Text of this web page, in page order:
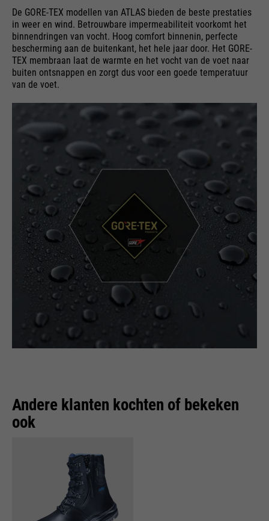
De GORE-TEX modellen van ATLAS bieden de beste prestaties
in weer en wind. Betrouwbare impermeabiliteit voorkomt het
binnendringen van vocht. Hoog comfort binnenin, perfecte
bescherming aan de buitenkant, het hele jaar door. Het GORE-
TEX membraan laat de warmte en het vocht van de voet naar
buiten ontsnappen en zorgt dus voor een goede temperatuur
van de voet.
Andere klanten kochten of bekeken
ook